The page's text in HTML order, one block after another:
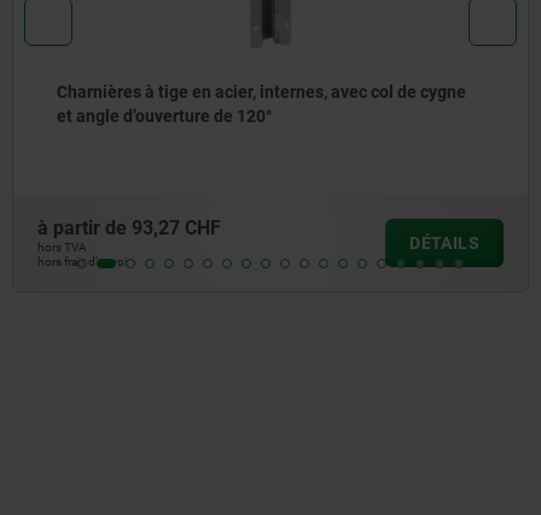
tige en acier, internes, avec col de cygne
de 120°
CHF à partir de
hors TVA
hors frais d’envoi